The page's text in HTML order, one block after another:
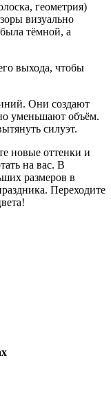
геометрия)
визуально
тёмной, а
выхода, чтобы
Они создают
уменьшают объём.
силуэт.
новые оттенки и
на вас. В
размеров в
Переходите